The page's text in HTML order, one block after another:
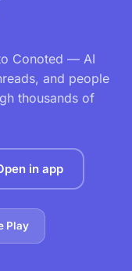
Conoted — AI
and people
thousands of
in app
Play